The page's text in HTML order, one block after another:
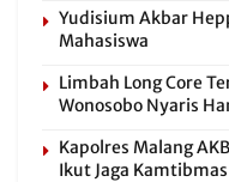
Yudisium Akbar
Mahasiswa
Limbah Long Core
Wonosobo Nyaris
Kapolres Malang
Ikut Jaga Kamtibmas